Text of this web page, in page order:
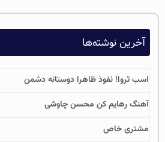
آخرین نوشته‌ها
اسب تروا! نفوذ ظاهرا دوستانه دشمن
آهنگ رهایم کن محسن چاوشی
مشتری خاص